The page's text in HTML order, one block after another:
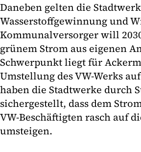
Daneben gelten die
Wasserstoffgewinnung und
Kommunalversorger will
grünem Strom aus eigenen
Schwerpunkt liegt für
Umstellung des VW-Werks
haben die Stadtwerke durch
sichergestellt, dass dem
VW-Beschäftigten rasch auf
umsteigen.